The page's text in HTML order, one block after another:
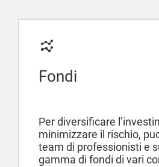
Fondi
Per diversificare
minimizzare il rischio,
team di professionisti e
gamma di fondi di vari